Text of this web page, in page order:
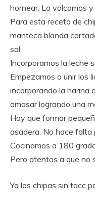
hornear. Lo volcamos
Para esta receta de
manteca blanda
sal
Incorporamos la leche
Empezamos a unir los
incorporando la harina
amasar logrando una
Hay que formar
asadera. No hace falta
Cocinamos a 180
Pero atentos a que no
Ya las chipas sin tacc